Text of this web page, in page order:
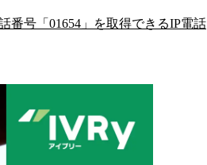
番号「 01654 」を取得できるIP電話